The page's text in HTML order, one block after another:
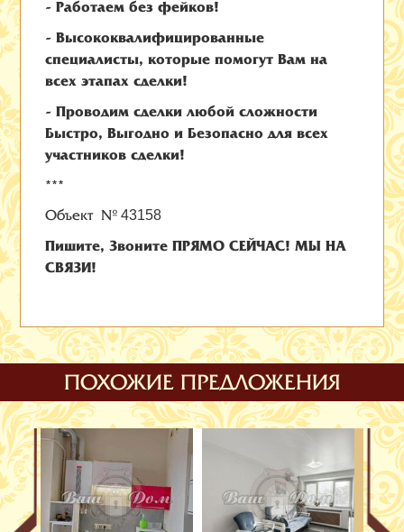
- Работаем без фейков!
- Высококвалифицированные
специалисты, которые помогут Вам на
всех этапах сделки!
- Проводим сделки любой сложности
Быстро, Выгодно и Безопасно для всех
участников сделки!
***
Объект №43158
Пишите, Звоните ПРЯМО СЕЙЧАС! МЫ НА
СВЯЗИ!
ПОХОЖИЕ ПРЕДЛОЖЕНИЯ